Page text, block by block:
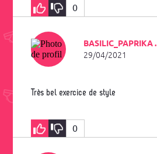
0
BASILIC_PAPRIKA .
29/04/2021
Très bel exercice de style
0